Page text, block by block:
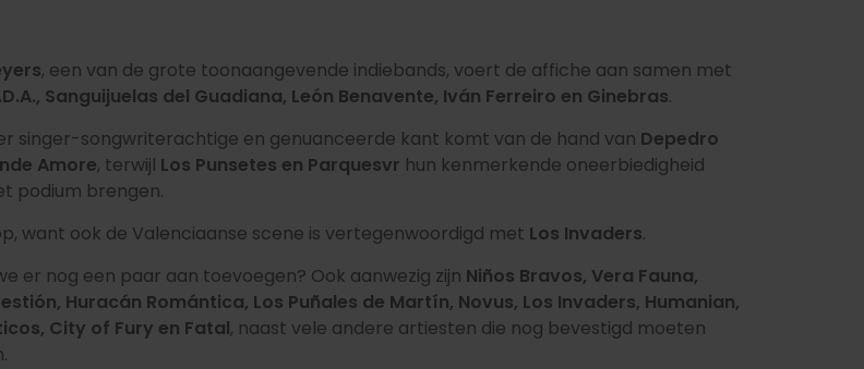
, een van de grote toonaangevende indiebands, voert de affiche aan samen met
Sanguijuelas del Guadiana, León Benavente, Iván Ferreiro en Ginebras.
singer-songwriterachtige en genuanceerde kant komt van de hand van Depedro
Amore, terwijl Los Punsetes en Parquesvr hun kenmerkende oneerbiedigheid
podium brengen.
want ook de Valenciaanse scene is vertegenwoordigd met Los Invaders.
er nog een paar aan toevoegen? Ook aanwezig zijn Niños Bravos, Vera Fauna,
Huracán Romántica, Los Puñales de Martín, Novus, Los Invaders, Humanian,
City of Fury en Fatal, naast vele andere artiesten die nog bevestigd moeten